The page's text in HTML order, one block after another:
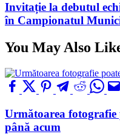
Invitație la debutul
în Campionatul
You May Also
Următoarea fotografie
până acum